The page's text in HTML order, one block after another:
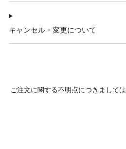
キャンセル・変更について
ご注文に関する不明点につきましては